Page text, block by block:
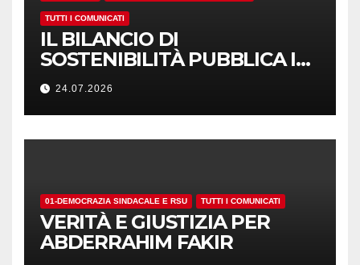
TUTTI I COMUNICATI
IL BILANCIO DI
SOSTENIBILITÀ PUBBLICA I
NUMERI. MA I CRITERI?
24.07.2026
01-DEMOCRAZIA SINDACALE E RSU TUTTI I COMUNICATI
VERITÀ E GIUSTIZIA PER
ABDERRAHIM FAKIR